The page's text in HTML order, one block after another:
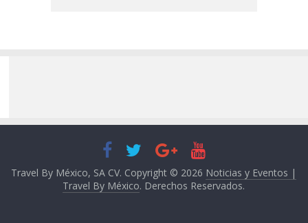
Travel By México, SA CV. Copyright © 2026 Noticias y Eventos |
Travel By México. Derechos Reservados.